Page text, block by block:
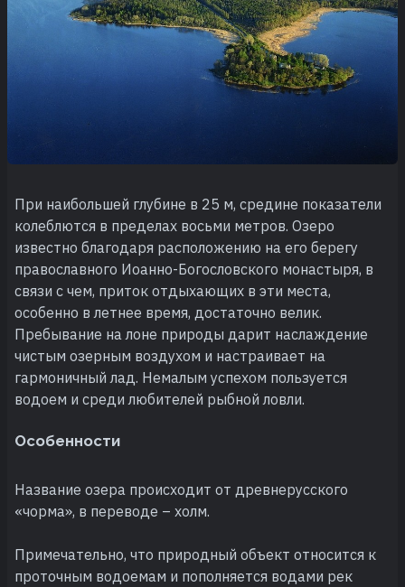
При наибольшей глубине в 25 м, средине показатели
колеблются в пределах восьми метров. Озеро
известно благодаря расположению на его берегу
православного Иоанно-Богословского монастыря, в
связи с чем, приток отдыхающих в эти места,
особенно в летнее время, достаточно велик.
Пребывание на лоне природы дарит наслаждение
чистым озерным воздухом и настраивает на
гармоничный лад. Немалым успехом пользуется
водоем и среди любителей рыбной ловли.
Особенности
Название озера происходит от древнерусского
«чорма», в переводе – холм.
Примечательно, что природный объект относится к
проточным водоемам и пополняется водами рек